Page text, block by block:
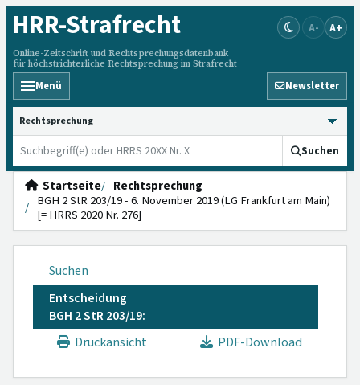
HRR-Strafrecht
Online-Zeitschrift und Rechtsprechungsdatenbank
für höchstrichterliche Rechtsprechung im Strafrecht
A- A+
Menü Newsletter
HRRS durchsuchen
Suchen
Startseite
Rechtsprechung
BGH 2 StR 203/19 - 6. November 2019 (LG Frankfurt am Main)
[= HRRS 2020 Nr. 276]
Suchen
Entscheidung
BGH 2 StR 203/19:
Druckansicht
PDF-Download